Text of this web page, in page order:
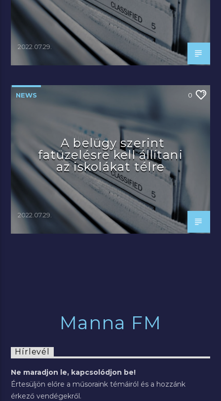
2022.07.29.
NEWS 0
A belügy szerint
fatüzelésre kell állítani
az iskolákat télre
2022.07.29.
Manna FM
Hírlevél
Ne maradjon le, kapcsolódjon be!
Értesüljön előre a műsoraink témáiról és a hozzánk
érkező vendégekről.